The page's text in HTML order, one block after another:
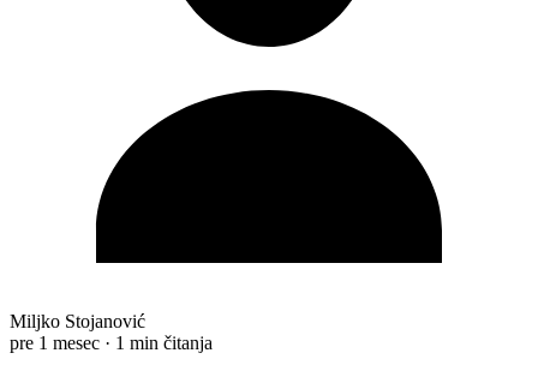
Miljko Stojanović
pre 1 mesec · 1 min čitanja